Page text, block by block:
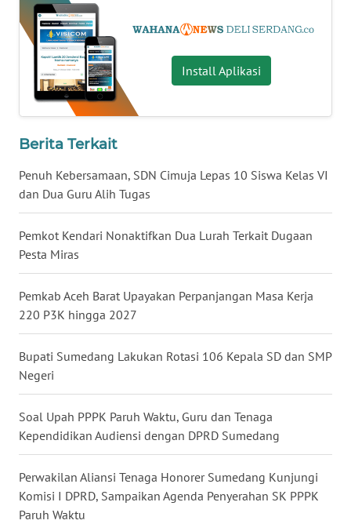
Install Aplikasi
Berita Terkait
Penuh Kebersamaan, SDN Cimuja Lepas 10 Siswa Kelas VI
dan Dua Guru Alih Tugas
Pemkot Kendari Nonaktifkan Dua Lurah Terkait Dugaan
Pesta Miras
Pemkab Aceh Barat Upayakan Perpanjangan Masa Kerja
220 P3K hingga 2027
Bupati Sumedang Lakukan Rotasi 106 Kepala SD dan SMP
Negeri
Soal Upah PPPK Paruh Waktu, Guru dan Tenaga
Kependidikan Audiensi dengan DPRD Sumedang
Perwakilan Aliansi Tenaga Honorer Sumedang Kunjungi
Komisi I DPRD, Sampaikan Agenda Penyerahan SK PPPK
Paruh Waktu
WN
KALTARA
WN
KALSEL
WN
WN
WN
SULUT
WN
MALUKU
WN
MALUT
WN
DAIRI